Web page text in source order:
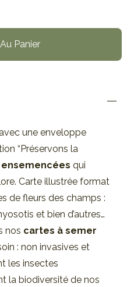
Panier
une enveloppe
“Préservons la
qui
Carte illustrée format
de fleurs des champs :
et bien d’autres…
nos cartes à semer
: non invasives et
les insectes
la biodiversité de nos